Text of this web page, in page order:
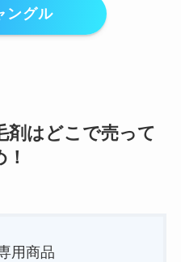
ングル
剤 はどこで売って
用商品